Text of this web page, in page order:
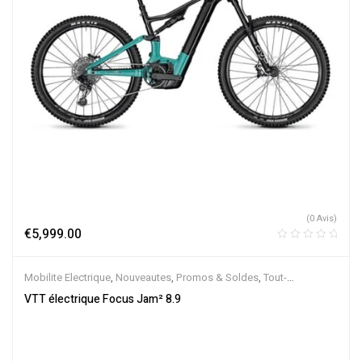
€5,999.00
(0 Avis)
Mobilite Electrique, Nouveautes, Promos & Soldes, Tout-
Suspendus,Vélo électrique ville,Velos Electriques
VTT électrique Focus Jam² 8.9